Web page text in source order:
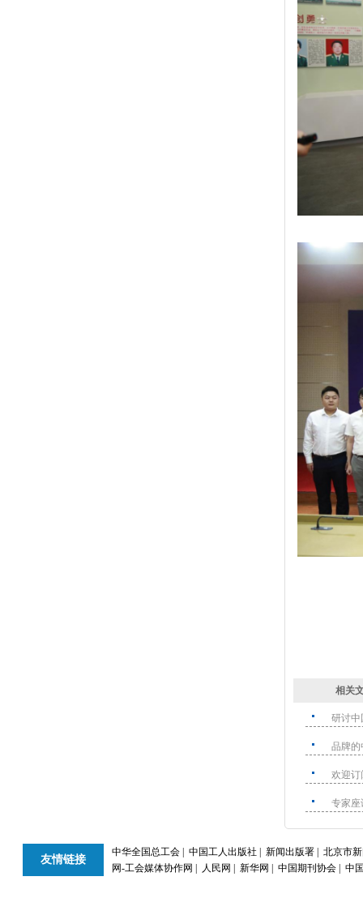
相关
研讨中
品牌的
欢迎订
专家座
友情链接
中华全国总工会 中国工人出版社 新闻出版署
北京市
网-工会媒体协作网
人民网 新华网 中国期刊协会 中